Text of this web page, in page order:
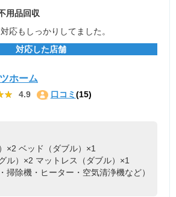
用品回収
応もしっかりしてました。
対応した店舗
ホーム
4.9 口コミ (15)
×2 ベッド（ダブル）×1
ル）×2 マットレス（ダブル）×1
掃除機・ヒーター・空気清浄機など）